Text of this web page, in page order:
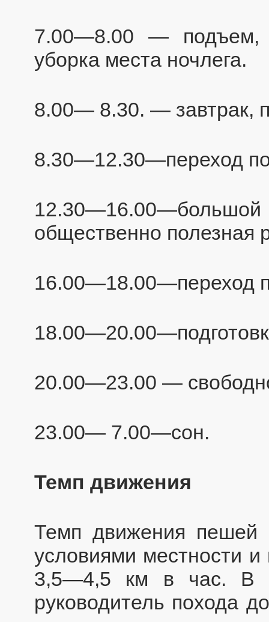
7.00—8.00 — подъем,
уборка места ночлега.
8.00— 8.30. — завтрак,
8.30—12.30—переход
общественно полезная
16.00—18.00—переход
20.00—23.00 —
23.00— 7.00—сон.
Темп движения
Темп движения пешей
условиями местности и
3,5—4,5 км в час. В
руководитель похода